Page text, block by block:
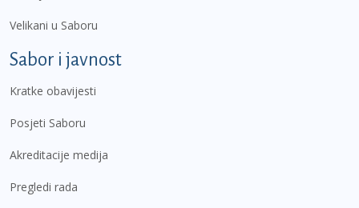
Velikani u Saboru
Sabor i javnost
Kratke obavijesti
Posjeti Saboru
Akreditacije medija
Pregledi rada